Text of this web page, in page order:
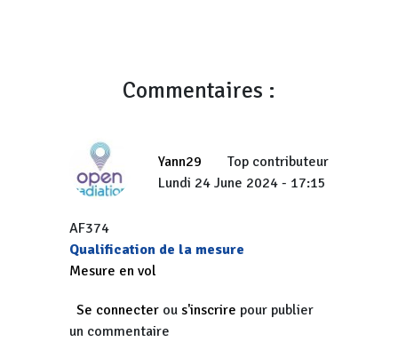
Commentaires :
Yann29
Top contributeur
Lundi 24 June 2024 - 17:15
AF374
Qualification de la mesure
Mesure en vol
Se connecter ou s'inscrire pour publier
un commentaire